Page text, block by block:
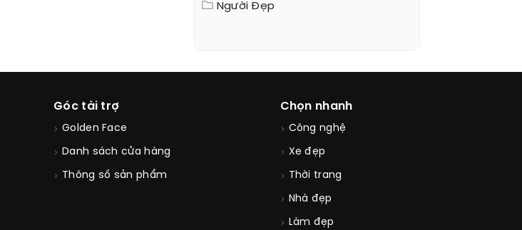
Người Đẹp
Góc tài trợ
Golden Face
Danh sách cửa hàng
Thông số sản phẩm
Chọn nhanh
Công nghệ
Xe đẹp
Thời trang
Nhà đẹp
Làm đẹp